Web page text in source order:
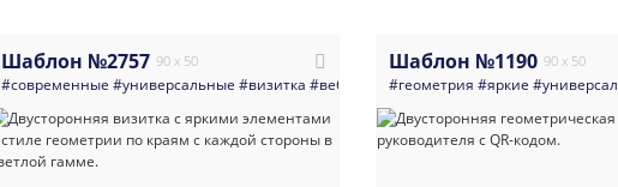
Шаблон №2757 90 x 50
#современные #универсальные #визитка #веб_дизайнер#веб_студия #абстракция
Шаблон №1190 90 x 50
#геометрия #яркие